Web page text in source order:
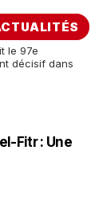
le 97e
décisif dans
Fitr : Une